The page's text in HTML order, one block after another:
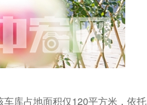
库占地面积仅120平方米，依托